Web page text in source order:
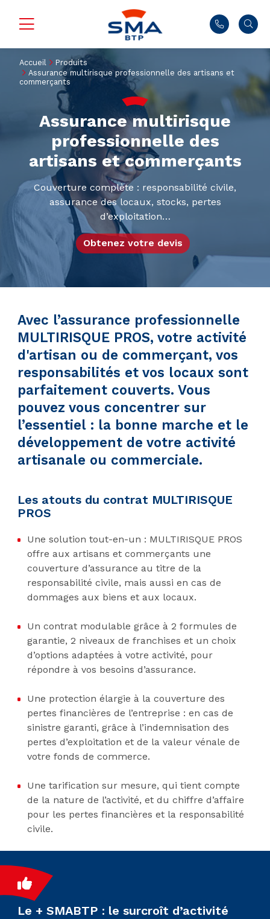
Accueil
Produits
Assurance multirisque professionnelle des artisans et
commerçants
Assurance multirisque
professionnelle des
artisans et commerçants
Couverture complète : responsabilité civile,
assurance des locaux, stocks, pertes
d’exploitation…
Obtenez votre devis
Avec l’assurance professionnelle
MULTIRISQUE PROS, votre activité
d'artisan ou de commerçant, vos
responsabilités et vos locaux sont
parfaitement couverts. Vous
pouvez vous concentrer sur
l’essentiel : la bonne marche et le
développement de votre activité
artisanale ou commerciale.
Les atouts du contrat MULTIRISQUE
PROS
Une solution tout-en-un : MULTIRISQUE PROS
offre aux artisans et commerçants une
couverture d’assurance au titre de la
responsabilité civile, mais aussi en cas de
dommages aux biens et aux locaux.
Un contrat modulable grâce à 2 formules de
garantie, 2 niveaux de franchises et un choix
d’options adaptées à votre activité, pour
répondre à vos besoins d’assurance.
Une protection élargie à la couverture des
pertes financières de l’entreprise : en cas de
sinistre garanti, grâce à l’indemnisation des
pertes d’exploitation et de la valeur vénale de
votre fonds de commerce.
Une tarification sur mesure, qui tient compte
de la nature de l’activité, et du chiffre d’affaire
pour les pertes financières et la responsabilité
civile.
Le + SMABTP : le surcroît d’activité